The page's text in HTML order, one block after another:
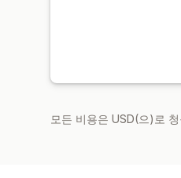
모든 비용은 USD(으)로